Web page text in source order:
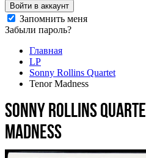
Войти в аккаунт
Запомнить меня
Забыли пароль?
Главная
LP
Sonny Rollins Quartet
Tenor Madness
Sonny Rollins
Madness